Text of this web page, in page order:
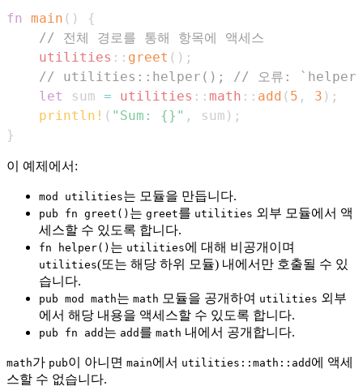
fn main ( )
{
// 전체 경로를 통해 항목에 액세스
utilities :: greet ( ) ;
// utilities::helper(); // 오류: `helper`는
let
sum = utilities :: math :: add ( 5 , 3 ) ;
println! ( "Sum: {}" , sum ) ;
}
이 예제에서:
mod utilities는 모듈을 만듭니다.
pub fn greet() 는 greet를 utilities 외부 모듈에서 액
세스할 수 있도록 합니다.
fn helper() 는 utilities에 대해 비공개이며
utilities(또는 해당 하위 모듈) 내에서만 호출될 수 있
습니다.
pub mod math는 math 모듈을 공개하여 utilities 외부
에서 해당 내용을 액세스할 수 있도록 합니다.
pub fn add 는 add 를 math 내에서 공개합니다.
math가 pub이 아니면 main에서 utilities::math::add 에 액세
스할 수 없습니다.